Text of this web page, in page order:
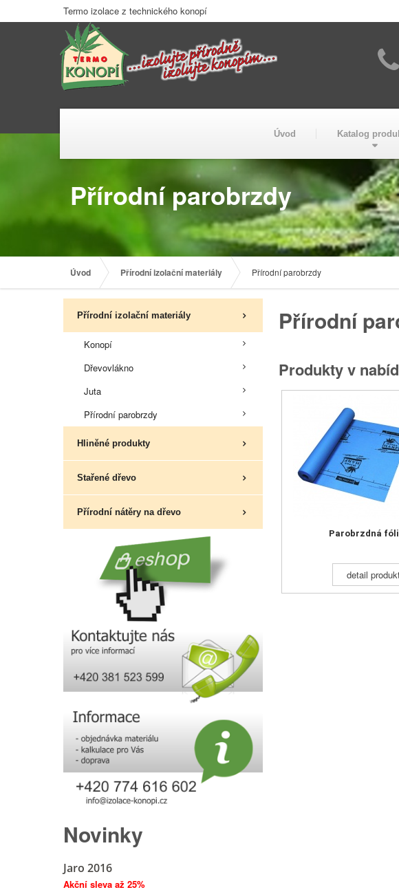
Termo izolace z technického konopí
Úvod Katalog
Přírodní parobrzdy
Úvod Přírodní izolační materiály Přírodní parobrzdy
Přírodní
Produkty v
Parobrzdná
detail
Parobrzdná
Armovaná papírová
detail
Přírodní izolační materiály
Konopí
Dřevovlákno
Juta
Přírodní parobrzdy
Hliněné produkty
Stařené dřevo
Přírodní nátěry na dřevo
Novinky
Jaro 2016
Akční sleva až 25%